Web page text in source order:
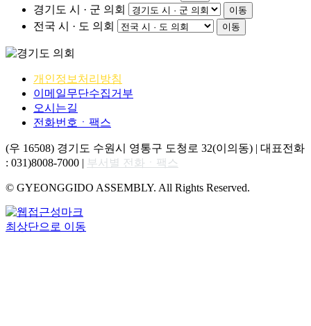
경기도 시 · 군 의회 이동
전국 시 · 도 의회 이동
개인정보처리방침
이메일무단수집거부
오시는길
전화번호ㆍ팩스
(우 16508) 경기도 수원시 영통구 도청로 32(이의동) | 대표전화
: 031)8008-7000 | 부서별 전화ㆍ팩스
© GYEONGGIDO ASSEMBLY. All Rights Reserved.
최상단으로 이동